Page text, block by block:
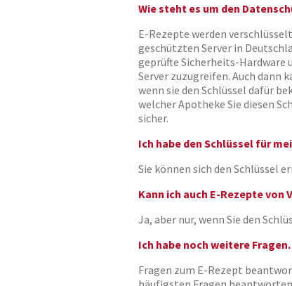
Wie steht es um den
E-Rezepte werden
geschützten Server in
geprüfte Sicherheits-Hardware
Server zuzugreifen. Auch dann
wenn sie den Schlüssel dafür
welcher Apotheke Sie diesen
sicher.
Ich habe den Schlüssel für
Sie können sich den Schlüssel
Kann ich auch E-Rezepte von
Ja, aber nur, wenn Sie den
Ich habe noch weitere
Fragen zum E-Rezept